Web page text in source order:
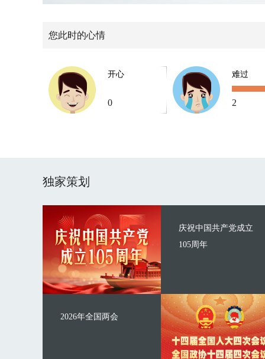
您此时的心情
开心
0
难过
2
独家策划
庆祝中国共产党成立
105周年
2026年全国两会